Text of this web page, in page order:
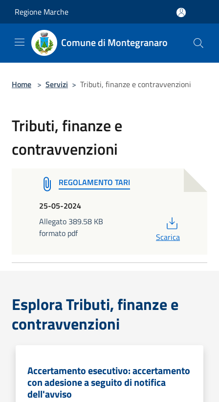
Regione Marche
Comune di Montegranaro
Home > Servizi > Tributi, finanze e contravvenzioni
Tributi, finanze e
contravvenzioni
REGOLAMENTO TARI
25-05-2024
Allegato 389.58 KB
formato pdf
Scarica
Esplora Tributi, finanze e
contravvenzioni
Accertamento esecutivo: accertamento
con adesione a seguito di notifica
dell'avviso